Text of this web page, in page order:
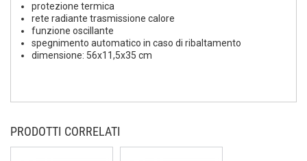
protezione termica
rete radiante trasmissione calore
funzione oscillante
spegnimento automatico in caso di ribaltamento
dimensione: 56x11,5x35 cm
PRODOTTI CORRELATI